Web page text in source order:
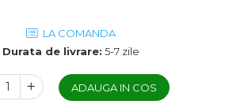
LA COMANDA
Durata de livrare: 5-7 zile
ADAUGA IN COS